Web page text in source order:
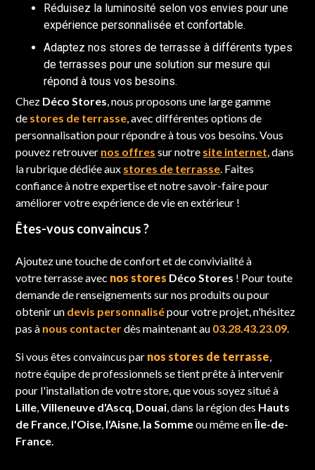
Réduisez la luminosité selon vos envies pour une
expérience personnalisée et confortable.
Adaptez nos stores de terrasse à différents types
de terrasses pour une solution sur mesure qui
répond à tous vos besoins.
Chez Déco Stores , nous proposons une large gamme
de stores de terrasse , avec différentes options de
personnalisation pour répondre à tous vos besoins. Vous
pouvez retrouver nos offres sur notre site internet , dans
la rubrique dédiée aux stores de terrasse . Faites
confiance à notre expertise et notre savoir-faire pour
améliorer votre expérience de vie en extérieur !
Êtes-vous convaincus ?
Ajoutez une touche de confort et de convivialité à
votre terrasse avec nos stores Déco Stores ! Pour toute
demande de renseignements sur nos produits ou pour
obtenir un devis personnalisépour votre projet, n'hésitez
pas à nous contacterdès maintenant au 03.28.43.23.09
Si vous êtes convaincus par nos stores de terrasse
notre équipe de professionnels se tient prête à intervenir
pour l'installation de votre store, que vous soyez situé à
Lille ,Villeneuve d'Ascq Douai , dans la région des Hauts
de France l'Oise l'Aisne la Sommeou même enÎle-de-
France